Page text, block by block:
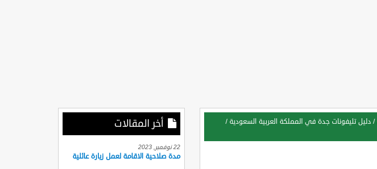
/ دليل تليفونات جدة في المملكة العربية السعودية /
أخر المقالات
22 نوفمبر, 2023
مدة صلاحية الاقامة لعمل زيارة عائلية